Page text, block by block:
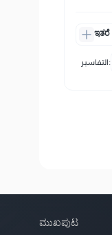
ಇತರೆ
التفاسير:
ಮುಖಪುಟ